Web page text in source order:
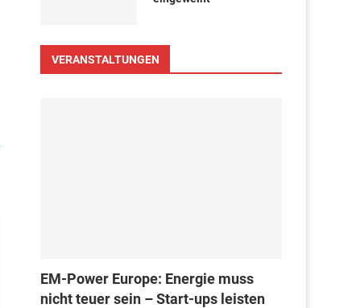
VERANSTALTUNGEN
EM-Power Europe: Energie muss
nicht teuer sein – Start-ups leisten